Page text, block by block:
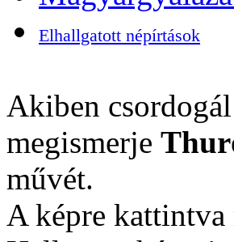
Elhallgatott népírtások
Akiben
megismerje
művét.
A képre